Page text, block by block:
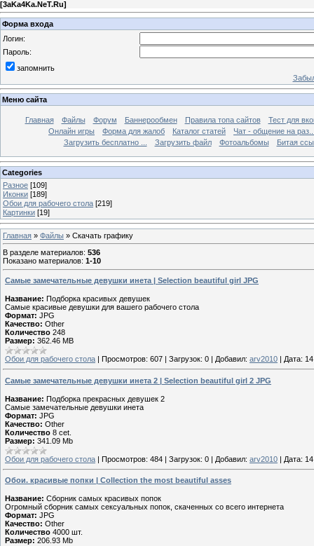
[3aKa4Ka.NeT.Ru]
Форма входа
Логин:
Пароль:
запомнить
Меню сайта
Главная Файлы Форум Баннерообмен Правила топа сайтов
Тест для
Онлайн игры
Форма для жалоб Каталог статей
Чат - общение на
Загрузить бесплатно ...
Загрузить файл Фотоальбомы Битая
Categories
Разное [109]
Иконки [189]
Обои для рабочего стола [219]
Картинки [19]
Главная » Файлы » Скачать графику
В разделе материалов: 536
Показано материалов: 1-10
Самые замечательные девушки инета | Selection beautiful girl JPG
Название: Подборка красивых девушек
Самые красивые девушки для вашего рабочего стола
Формат: JPG
Качество: Other
Количество 248
Размер: 362.46 MB
Обои для рабочего стола | Просмотров: 607 | Загрузок: 0 | Добавил: arv2010 | Дата:
Самые замечательные девушки инета 2 | Selection beautiful girl 2 JPG
Название: Подборка прекрасных девушек 2
Самые замечательные девушки инета
Формат: JPG
Качество: Other
Количество 8 cet.
Размер: 341.09 Mb
Обои для рабочего стола | Просмотров: 484 | Загрузок: 0 | Добавил: arv2010 | Дата:
Обои. красивые попки | Collection the most beautiful asses
Название: Сборник самых красивых попок
Огромный сборник самых сексуальных попок, скаченных со всего интернета
Формат: JPG
Качество: Other
Количество 4000 шт.
Размер: 206.93 Mb